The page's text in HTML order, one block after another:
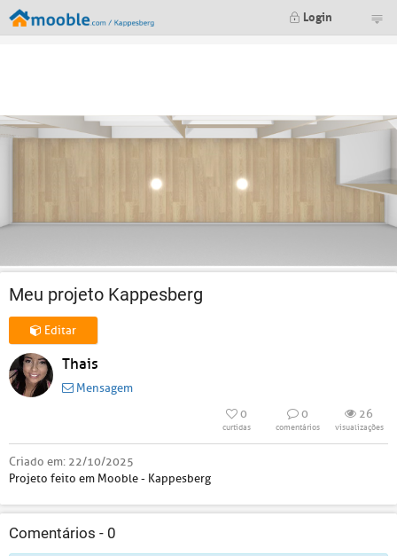
Login
Meu projeto Kappesberg
Editar
Thais
Mensagem
0
curtidas
0
comentários
26
visualizações
Criado em: 22/10/2025
Projeto feito em Mooble - Kappesberg
Comentários - 0